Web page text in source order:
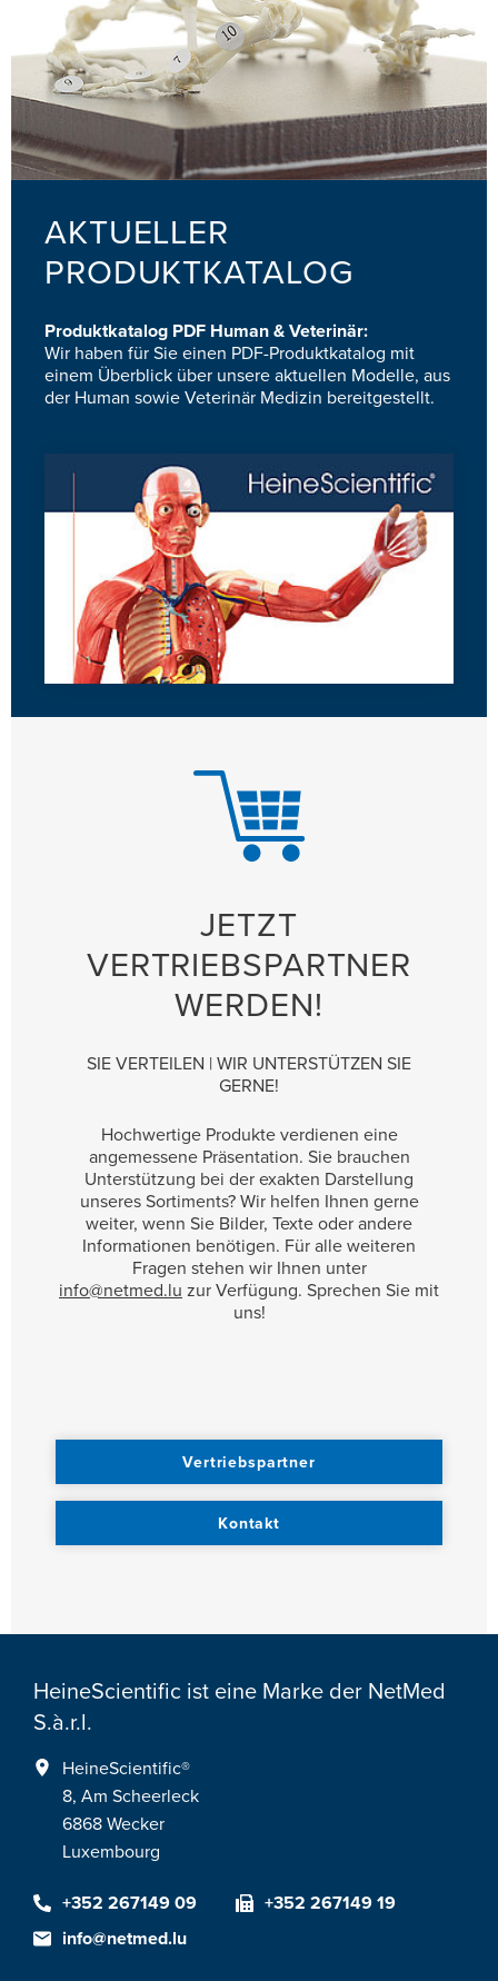
AKTUELLER
PRODUKTKATALOG
Produktkatalog PDF Human & Veterinär:
Wir haben für Sie einen PDF-Produktkatalog mit
einem Überblick über unsere aktuellen Modelle, aus
der Human sowie Veterinär Medizin bereitgestellt.
JETZT
VERTRIEBSPARTNER
WERDEN!
SIE VERTEILEN | WIR UNTERSTÜTZEN SIE
GERNE!
Hochwertige Produkte verdienen eine
angemessene Präsentation. Sie brauchen
Unterstützung bei der exakten Darstellung
unseres Sortiments? Wir helfen Ihnen gerne
weiter, wenn Sie Bilder, Texte oder andere
Informationen benötigen. Für alle weiteren
Fragen stehen wir Ihnen unter
info@netmed.lu zur Verfügung. Sprechen Sie mit
uns!
Vertriebspartner
Kontakt
HeineScientific ist eine Marke der NetMed
S.à.r.l.
HeineScientific®
8, Am Scheerleck
6868 Wecker
Luxembourg
+352 267149 09
+352 267149 19
info@netmed.lu